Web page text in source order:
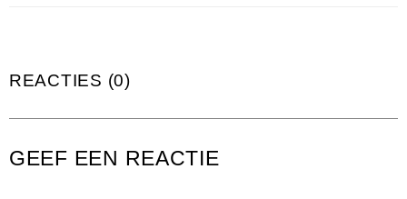
REACTIES (0)
GEEF EEN REACTIE